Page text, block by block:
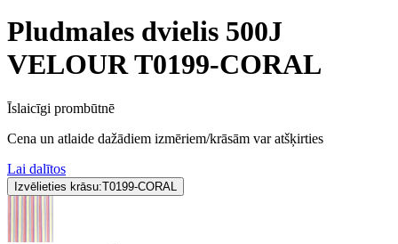
Pludmales dvielis 500J
VELOUR T0199-CORAL
Īslaicīgi prombūtnē
Cena un atlaide dažādiem izmēriem/krāsām var atšķirties
Lai dalītos
Izvēlieties krāsu:T0199-CORAL